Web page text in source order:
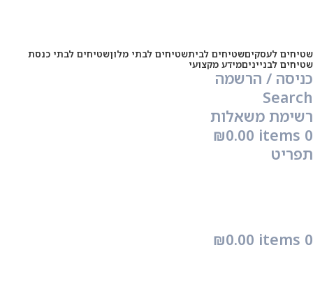
שטיחים לעסקיםשטיחים לביתשטיחים לבתי מלוןשטיחים לבתי כנסת
שטיחים לבנייניםמידע מקצועי
כניסה / הרשמה
Search
רשימת משאלות
0
items
₪0.00
תפריט
0
items
₪0.00